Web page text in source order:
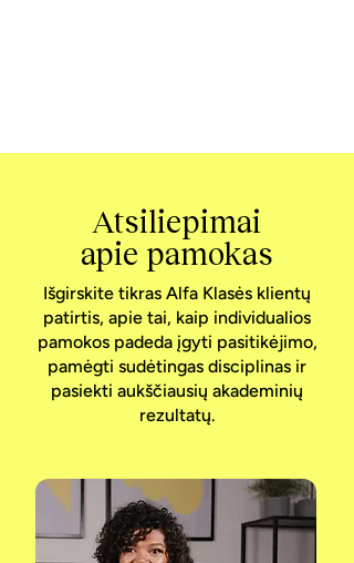
Atsiliepimai
apie pamokas
Išgirskite tikras Alfa Klasės klientų
patirtis, apie tai, kaip individualios
pamokos padeda įgyti pasitikėjimo,
pamėgti sudėtingas disciplinas ir
pasiekti aukščiausių akademinių
rezultatų.